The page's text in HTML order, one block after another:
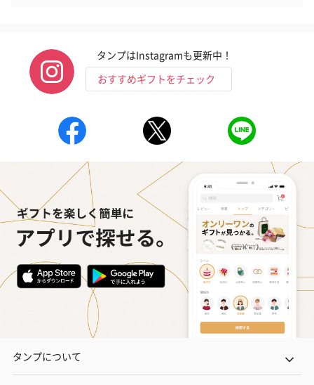
タンプはInstagramも更新中！
おすすめギフトをチェック
タンプについて